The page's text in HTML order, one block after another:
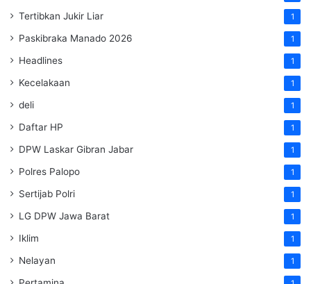
Tertibkan Jukir Liar 1
Paskibraka Manado 2026 1
Headlines 1
Kecelakaan 1
deli 1
Daftar HP 1
DPW Laskar Gibran Jabar 1
Polres Palopo 1
Sertijab Polri 1
LG DPW Jawa Barat 1
Iklim 1
Nelayan 1